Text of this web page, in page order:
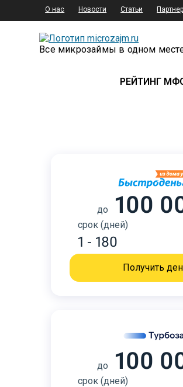
О нас Новости Статьи
Все микрозаймы в одном
РЕЙТИНГ
до 100
срок (дней)
1 - 180
Получить
до 100
срок (дней)